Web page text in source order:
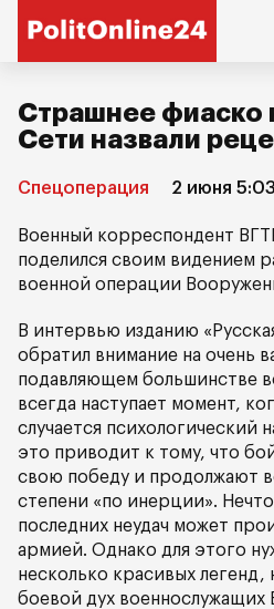
Страшнее фиаско
Сети назвали
Спецоперация 2 июня 5:03
Военный корреспондент
поделился своим видением
военной операции
В интервью изданию
обратил внимание на очень
подавляющем большинстве
всегда наступает момент,
случается психологический
это приводит к тому, что
свою победу и продолжают
степени «по инерции».
последних неудач может
армией. Однако для этого
несколько красивых легенд,
боевой дух военнослужащих